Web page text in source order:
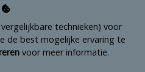
technieken) voor
de best mogelijke ervaring te
voor meer informatie.